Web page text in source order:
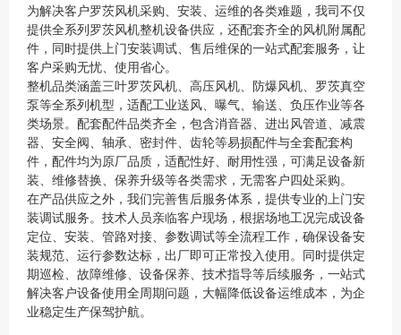
为解决客户罗茨风机采购、安装、运维的各类难题，我司不仅
提供全系列罗茨风机整机设备供应，还配套齐全的风机附属配
件，同时提供上门安装调试、售后维保的一站式配套服务，让
客户采购无忧、使用省心。
整机品类涵盖三叶罗茨风机、高压风机、防爆风机、罗茨真空
泵等全系列机型，适配工业送风、曝气、输送、负压作业等各
类场景。配套配件品类齐全，包含消音器、进出风管道、减震
器、安全阀、轴承、密封件、齿轮等易损配件与全套配套构
件，配件均为原厂品质，适配性好、耐用性强，可满足设备新
装、维修替换、保养升级等各类需求，无需客户四处采购。
在产品供应之外，我们完善售后服务体系，提供专业的上门安
装调试服务。技术人员亲临客户现场，根据场地工况完成设备
定位、安装、管路对接、参数调试等全流程工作，确保设备安
装规范、运行参数达标，出厂即可正常投入使用。同时提供定
期巡检、故障维修、设备保养、技术指导等后续服务，一站式
解决客户设备使用全周期问题，大幅降低设备运维成本，为企
业稳定生产保驾护航。